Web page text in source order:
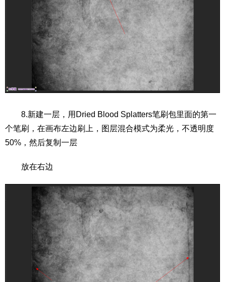
8.新建一层，用Dried Blood Splatters笔刷包里面的第一
个笔刷，在画布左边刷上，图层混合模式为柔光，不透明度
50%，然后复制一层
放在右边